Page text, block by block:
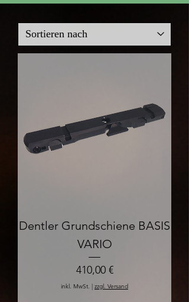
Dentler Grundschiene BASIS
VARIO
Preis
410,00 €
inkl. MwSt. | zzgl. Versand